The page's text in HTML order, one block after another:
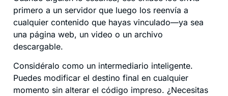
primero a un servidor que luego los reenvía a
cualquier contenido que hayas vinculado—ya sea
una página web, un video o un archivo
descargable.
Considéralo como un intermediario inteligente.
Puedes modificar el destino final en cualquier
momento sin alterar el código impreso. ¿Necesitas